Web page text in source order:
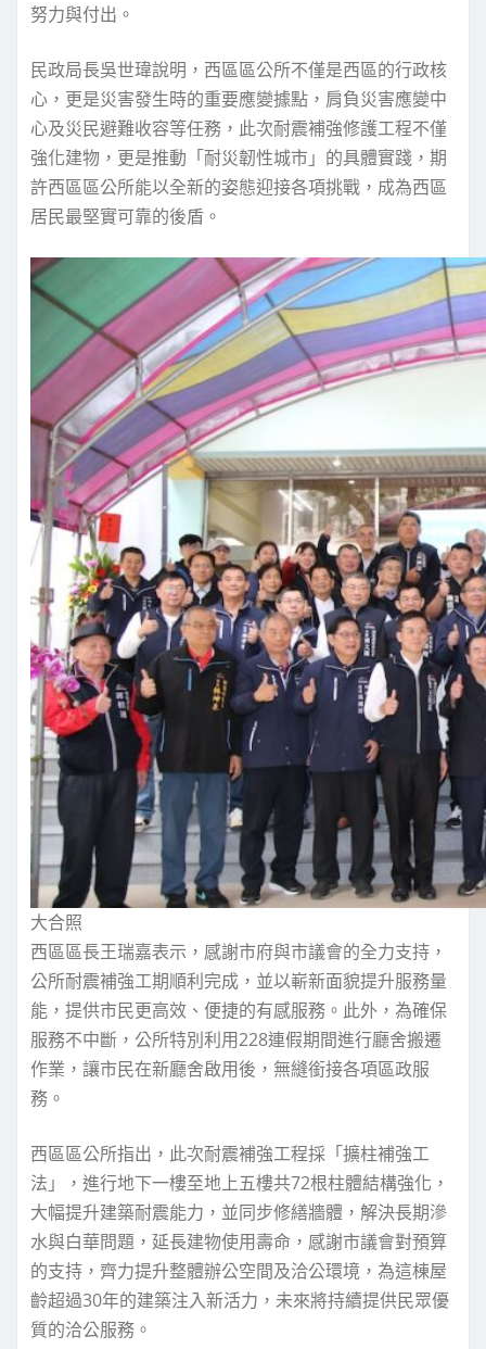
努力與付出。
民政局長吳世瑋說明，西區區公所不僅是西區的行政核
心，更是災害發生時的重要應變據點，肩負災害應變中
心及災民避難收容等任務，此次耐震補強修護工程不僅
強化建物，更是推動「耐災韌性城市」的具體實踐，期
許西區區公所能以全新的姿態迎接各項挑戰，成為西區
居民最堅實可靠的後盾。
大合照
西區區長王瑞嘉表示，感謝市府與市議會的全力支持，
公所耐震補強工期順利完成，並以嶄新面貌提升服務量
能，提供市民更高效、便捷的有感服務。此外，為確保
服務不中斷，公所特別利用228連假期間進行廳舍搬遷
作業，讓市民在新廳舍啟用後，無縫銜接各項區政服
務。
西區區公所指出，此次耐震補強工程採「擴柱補強工
法」，進行地下一樓至地上五樓共72根柱體結構強化，
大幅提升建築耐震能力，並同步修繕牆體，解決長期滲
水與白華問題，延長建物使用壽命，感謝市議會對預算
的支持，齊力提升整體辦公空間及洽公環境，為這棟屋
齡超過30年的建築注入新活力，未來將持續提供民眾優
質的洽公服務。